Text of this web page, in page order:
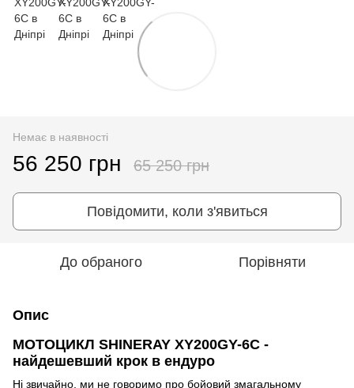
Немає в наявності
56 250 грн 65 250 грн
Повідомити, коли з'явиться
До обраного Порівняти
Опис
МОТОЦИКЛ SHINERAY XY200GY-6C -
найдешевший крок в ендуро
Ні звичайно, ми не говоримо про бойовий змагальному